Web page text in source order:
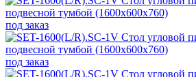
под заказ
под заказ